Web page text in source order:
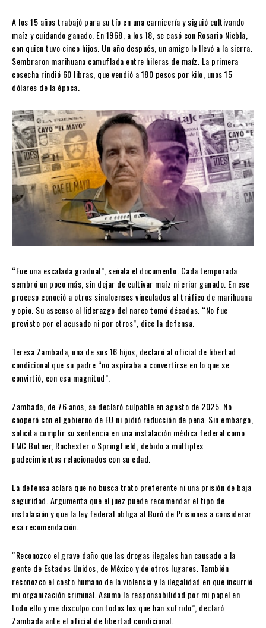
A los 15 años trabajó para su tío en una carnicería y siguió cultivando
maíz y cuidando ganado. En 1968, a los 18, se casó con Rosario Niebla,
con quien tuvo cinco hijos. Un año después, un amigo lo llevó a la sierra.
Sembraron marihuana camuflada entre hileras de maíz. La primera
cosecha rindió 60 libras, que vendió a 180 pesos por kilo, unos 15
dólares de la época.
“Fue una escalada gradual”, señala el documento. Cada temporada
sembró un poco más, sin dejar de cultivar maíz ni criar ganado. En ese
proceso conoció a otros sinaloenses vinculados al tráfico de marihuana
y opio. Su ascenso al liderazgo del narco tomó décadas. “No fue
previsto por el acusado ni por otros”, dice la defensa.
Teresa Zambada, una de sus 16 hijos, declaró al oficial de libertad
condicional que su padre “no aspiraba a convertirse en lo que se
convirtió, con esa magnitud”.
Zambada, de 76 años, se declaró culpable en agosto de 2025. No
cooperó con el gobierno de EU ni pidió reducción de pena. Sin embargo,
solicita cumplir su sentencia en una instalación médica federal como
FMC Butner, Rochester o Springfield, debido a múltiples
padecimientos relacionados con su edad.
La defensa aclara que no busca trato preferente ni una prisión de baja
seguridad. Argumenta que el juez puede recomendar el tipo de
instalación y que la ley federal obliga al Buró de Prisiones a considerar
esa recomendación.
“Reconozco el grave daño que las drogas ilegales han causado a la
gente de Estados Unidos, de México y de otros lugares. También
reconozco el costo humano de la violencia y la ilegalidad en que incurrió
mi organización criminal. Asumo la responsabilidad por mi papel en
todo ello y me disculpo con todos los que han sufrido”, declaró
Zambada ante el oficial de libertad condicional.